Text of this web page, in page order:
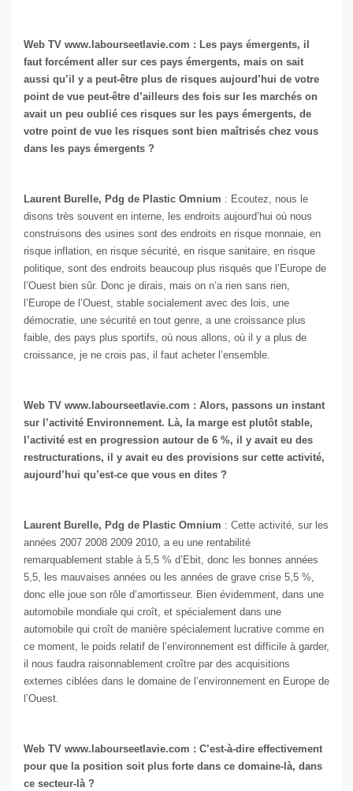
Web TV www.labourseetlavie.com : Les pays émergents, il
faut forcément aller sur ces pays émergents, mais on sait
aussi qu’il y a peut-être plus de risques aujourd’hui de votre
point de vue peut-être d’ailleurs des fois sur les marchés on
avait un peu oublié ces risques sur les pays émergents, de
votre point de vue les risques sont bien maîtrisés chez vous
dans les pays émergents ?
Laurent Burelle, Pdg de Plastic Omnium : Ecoutez, nous le
disons très souvent en interne, les endroits aujourd’hui où nous
construisons des usines sont des endroits en risque monnaie, en
risque inflation, en risque sécurité, en risque sanitaire, en risque
politique, sont des endroits beaucoup plus risqués que l’Europe de
l’Ouest bien sûr. Donc je dirais, mais on n’a rien sans rien,
l’Europe de l’Ouest, stable socialement avec des lois, une
démocratie, une sécurité en tout genre, a une croissance plus
faible, des pays plus sportifs, où nous allons, où il y a plus de
croissance, je ne crois pas, il faut acheter l’ensemble.
Web TV www.labourseetlavie.com : Alors, passons un instant
sur l’activité Environnement. Là, la marge est plutôt stable,
l’activité est en progression autour de 6 %, il y avait eu des
restructurations, il y avait eu des provisions sur cette activité,
aujourd’hui qu’est-ce que vous en dites ?
Laurent Burelle, Pdg de Plastic Omnium : Cette activité, sur les
années 2007 2008 2009 2010, a eu une rentabilité
remarquablement stable à 5,5 % d’Ebit, donc les bonnes années
5,5, les mauvaises années ou les années de grave crise 5,5 %,
donc elle joue son rôle d’amortisseur. Bien évidemment, dans une
automobile mondiale qui croît, et spécialement dans une
automobile qui croît de manière spécialement lucrative comme en
ce moment, le poids relatif de l’environnement est difficile à garder,
il nous faudra raisonnablement croître par des acquisitions
externes ciblées dans le domaine de l’environnement en Europe de
l’Ouest.
Web TV www.labourseetlavie.com : C’est-à-dire effectivement
pour que la position soit plus forte dans ce domaine-là, dans
ce secteur-là ?